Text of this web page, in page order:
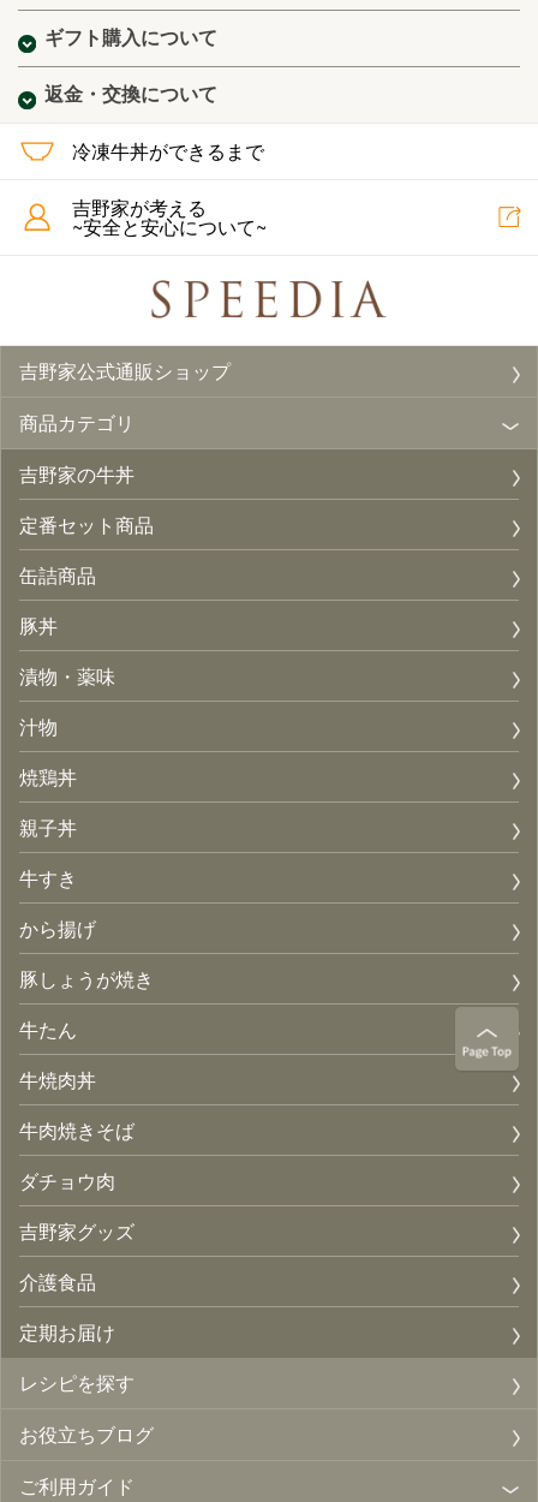
ギフト購入について
返金・交換について
冷凍牛丼ができるまで
吉野家が考える
~安全と安心について~
吉野家公式通販ショップ
商品カテゴリ
吉野家の牛丼
定番セット商品
缶詰商品
豚丼
漬物・薬味
汁物
焼鶏丼
親子丼
牛すき
から揚げ
豚しょうが焼き
牛たん
牛焼肉丼
牛肉焼きそば
ダチョウ肉
吉野家グッズ
介護食品
定期お届け
レシピを探す
お役立ちブログ
ご利用ガイド